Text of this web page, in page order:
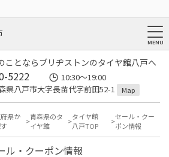
ことならブリヂストンのタイヤ館八戸へ
5222
10:30～19:00
県八戸市大字長苗代字前田52-1
Map
県か
青森県のタ
イヤ館
タイヤ館
八戸TOP
セール・クー
ポン情報
ル・クーポン情報